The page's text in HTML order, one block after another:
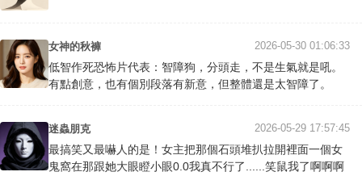
女神的秋褲 2026-05-30 01:06:33
低智作死恐怖片代表：智障狗，分頭走，不是生氣就是吼。
有點創意，也有個別段落有新意，但整體還是太智障了。
迷蟲朋克 2026-05-29 17:57:45
最搞笑又最嚇人的是！女主把那個石頭堆扒拉開裡面一個女
鬼窩在那跟她大眼瞪小眼0.0我真不行了......笑鼠我了啊啊啊